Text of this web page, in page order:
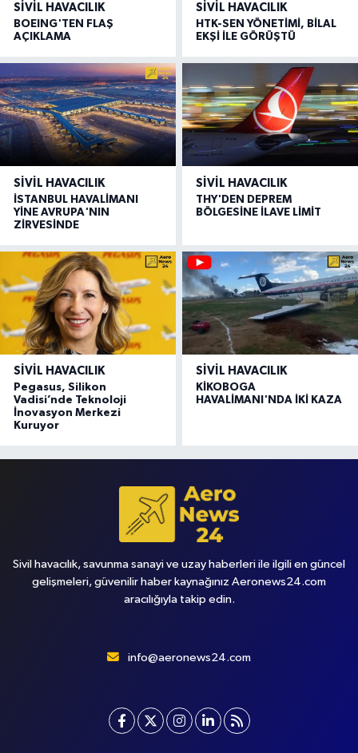
SIVIL HAVACILIK
BOEING'TEN FLAŞ
AÇIKLAMA
SIVIL HAVACILIK
HTK-SEN YÖNETİMİ, BİLAL
EKŞİ İLE GÖRÜŞTÜ
SIVIL HAVACILIK
İSTANBUL HAVALİMANI
YİNE AVRUPA'NIN
ZİRVESİNDE
SIVIL HAVACILIK
THY'DEN DEPREM
BÖLGESİNE İLAVE LİMİT
SIVIL HAVACILIK
Pegasus, Silikon
Vadisi’nde Teknoloji
İnovasyon Merkezi
Kuruyor
SIVIL HAVACILIK
KİKOBOGA
HAVALİMANI'NDA İKİ KAZA
Sivil havacılık, savunma sanayi ve uzay haberleri ile ilgili en güncel
gelişmeleri, güvenilir haber kaynağınız Aeronews24.com
aracılığıyla takip edin.
info@aeronews24.com